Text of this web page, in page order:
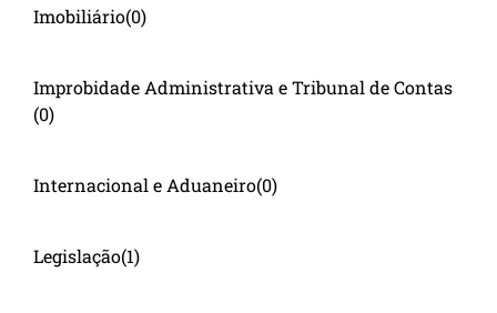
Imobiliário(0)
Improbidade Administrativa e Tribunal de Contas
(0)
Internacional e Aduaneiro(0)
Legislação(1)